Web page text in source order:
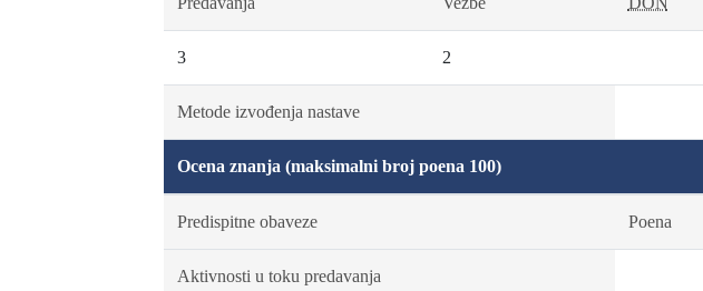
3 2
Metode izvođenja nastave
Ocena znanja (maksimalni broj poena 100)
Predispitne obaveze Poena
Aktivnosti u toku predavanja